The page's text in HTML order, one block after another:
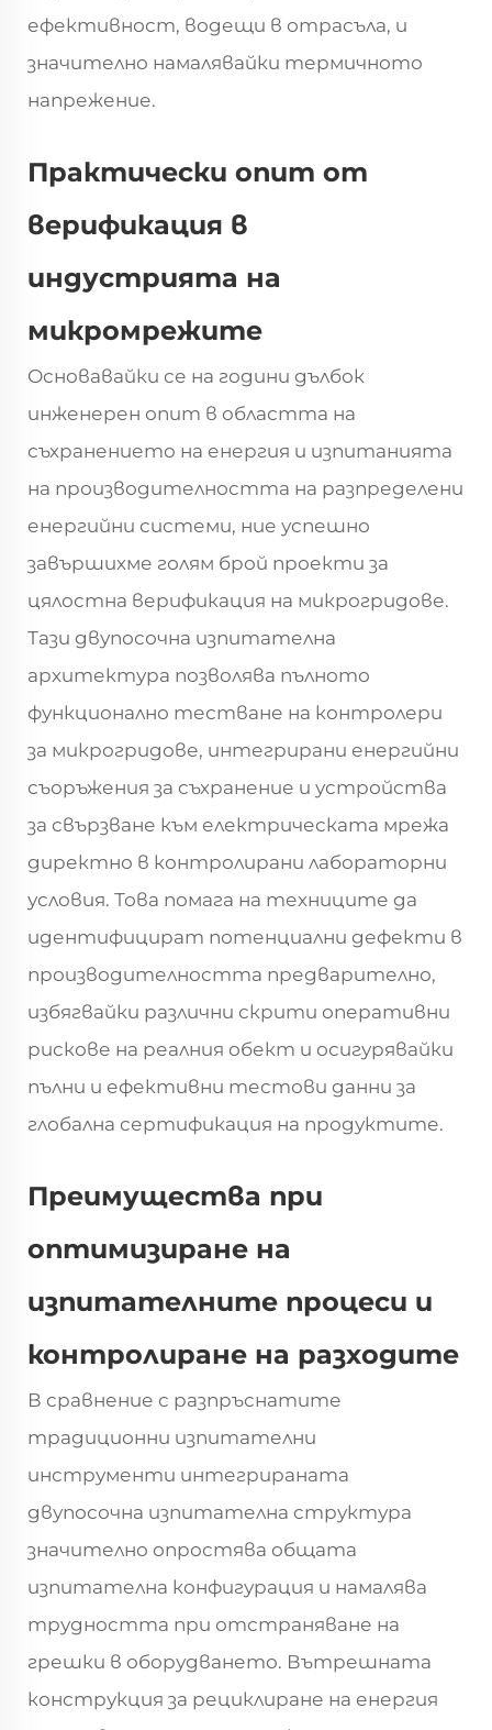
ефективност, водещи в отрасъла, и
значително намалявайки термичното
напрежение.
Практически опит от
верификация в
индустрията на
микромрежите
Основавайки се на години дълбок
инженерен опит в областта на
съхранението на енергия и изпитанията
на производителността на разпределени
енергийни системи, ние успешно
завършихме голям брой проекти за
цялостна верификация на микрогридове.
Тази двупосочна изпитателна
архитектура позволява пълното
функционално тестване на контролери
за микрогридове, интегрирани енергийни
съоръжения за съхранение и устройства
за свързване към електрическата мрежа
директно в контролирани лабораторни
условия. Това помага на техниците да
идентифицират потенциални дефекти в
производителността предварително,
избягвайки различни скрити оперативни
рискове на реалния обект и осигурявайки
пълни и ефективни тестови данни за
глобална сертификация на продуктите.
Преимущества при
оптимизиране на
изпитателните процеси и
контролиране на разходите
В сравнение с разпръснатите
традиционни изпитателни
инструменти интегрираната
двупосочна изпитателна структура
значително опростява общата
изпитателна конфигурация и намалява
трудността при отстраняване на
грешки в оборудването. Вътрешната
конструкция за рециклиране на енергия